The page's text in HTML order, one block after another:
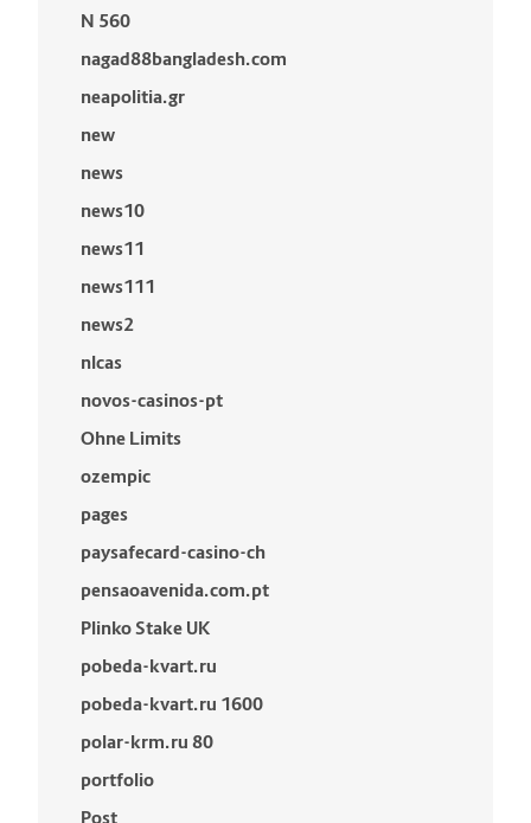
N 560
nagad88bangladesh.com
neapolitia.gr
new
news
news10
news11
news111
news2
nlcas
novos-casinos-pt
Ohne Limits
ozempic
pages
paysafecard-casino-ch
pensaoavenida.com.pt
Plinko Stake UK
pobeda-kvart.ru
pobeda-kvart.ru 1600
polar-krm.ru 80
portfolio
Post